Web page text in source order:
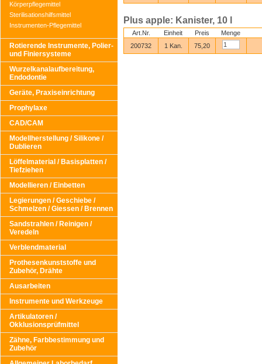
Körperpflegemittel
Sterilisationshilfsmittel
Instrumenten-Pflegemittel
Rotierende Instrumente, Polier-
und Finiersysteme
Wurzelkanalaufbereitung,
Endodontie
Geräte, Praxiseinrichtung
Prophylaxe
CAD/CAM
Modellherstellung / Silikone /
Dublieren
Löffelmaterial / Basisplatten /
Tiefziehen
Modellieren / Einbetten
Legierungen / Geschiebe /
Schmelzen / Giessen / Brennen
Sandstrahlen / Reinigen /
Veredeln
Verblendmaterial
Prothesenkunststoffe und
Zubehör, Drähte
Ausarbeiten
Instrumente und Werkzeuge
Artikulatoren /
Okklusionsprüfmittel
Zähne, Farbbestimmung und
Zubehör
Plus apple: Kanister, 10 l
Art.Nr. Einheit Preis
Menge
200732
1 Kan. 75,20